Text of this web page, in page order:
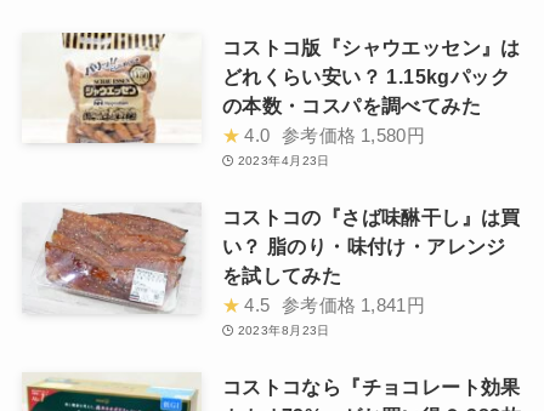
コストコ版『シャウエッセン』は
どれくらい安い？ 1.15kgパック
の本数・コスパを調べてみた
★ 4.0 参考価格 1,580円
2023年4月23日
コストコの『さば味醂干し』は買
い？ 脂のり・味付け・アレンジ
を試してみた
★ 4.5 参考価格 1,841円
2023年8月23日
コストコなら『チョコレート効果